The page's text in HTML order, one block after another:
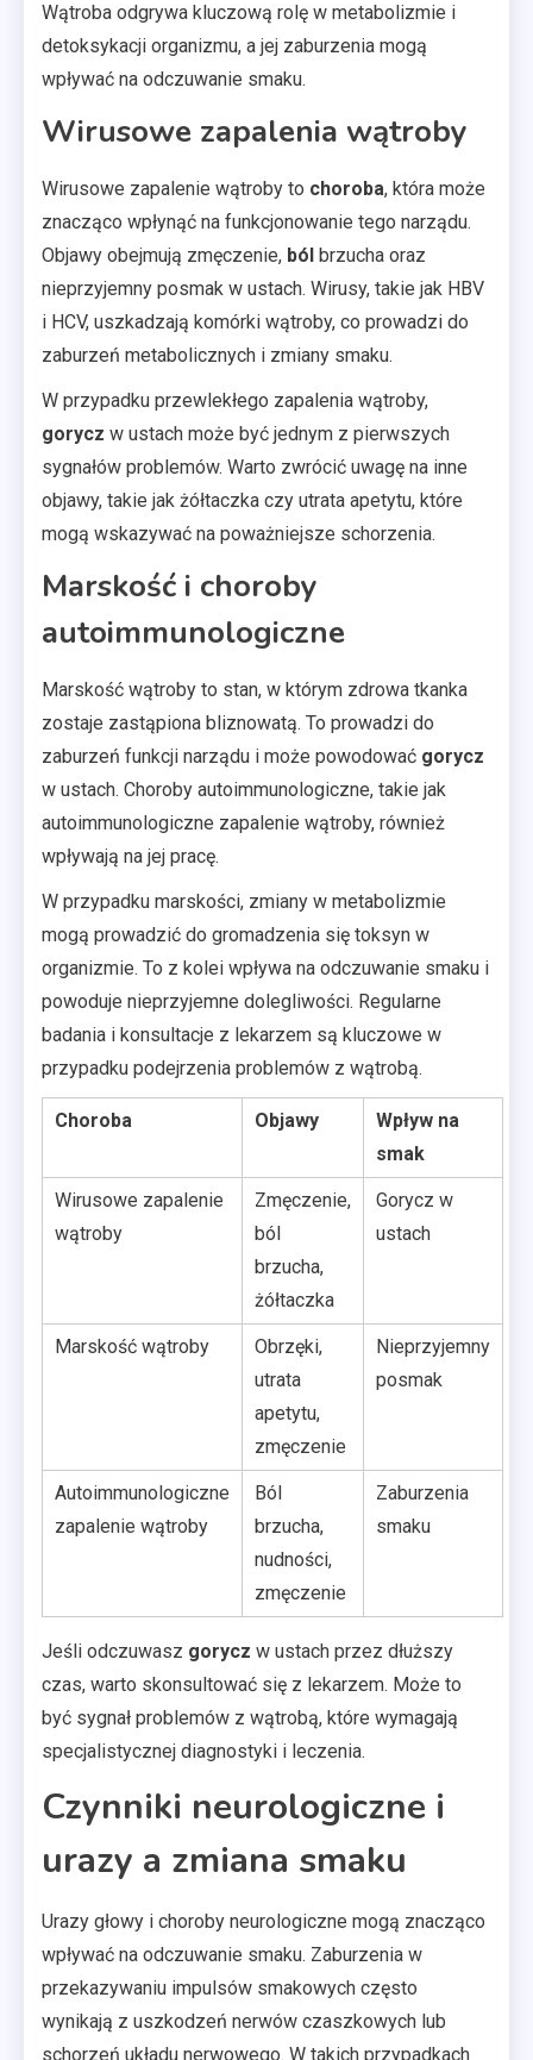
Wątroba odgrywa kluczową rolę w metabolizmie i
detoksykacji organizmu, a jej zaburzenia mogą
wpływać na odczuwanie smaku.
Wirusowe zapalenia wątroby
Wirusowe zapalenie wątroby to choroba, która może
znacząco wpłynąć na funkcjonowanie tego narządu.
Objawy obejmują zmęczenie, ból brzucha oraz
nieprzyjemny posmak w ustach. Wirusy, takie jak HBV
i HCV, uszkadzają komórki wątroby, co prowadzi do
zaburzeń metabolicznych i zmiany smaku.
W przypadku przewlekłego zapalenia wątroby,
gorycz w ustach może być jednym z pierwszych
sygnałów problemów. Warto zwrócić uwagę na inne
objawy, takie jak żółtaczka czy utrata apetytu, które
mogą wskazywać na poważniejsze schorzenia.
Marskość i choroby
autoimmunologiczne
Marskość wątroby to stan, w którym zdrowa tkanka
zostaje zastąpiona bliznowatą. To prowadzi do
zaburzeń funkcji narządu i może powodować gorycz
w ustach. Choroby autoimmunologiczne, takie jak
autoimmunologiczne zapalenie wątroby, również
wpływają na jej pracę.
W przypadku marskości, zmiany w metabolizmie
mogą prowadzić do gromadzenia się toksyn w
organizmie. To z kolei wpływa na odczuwanie smaku i
powoduje nieprzyjemne dolegliwości. Regularne
badania i konsultacje z lekarzem są kluczowe w
przypadku podejrzenia problemów z wątrobą.
Choroba Objawy
Wpływ na
smak
Wirusowe zapalenie
wątroby
Zmęczenie,
ból
brzucha,
żółtaczka
Gorycz w
ustach
Marskość wątroby
Obrzęki,
utrata
apetytu,
zmęczenie
Nieprzyjemny
posmak
Autoimmunologiczne
zapalenie wątroby
Ból
brzucha,
nudności,
zmęczenie
Zaburzenia
smaku
Jeśli odczuwasz gorycz w ustach przez dłuższy
czas, warto skonsultować się z lekarzem. Może to
być sygnał problemów z wątrobą, które wymagają
specjalistycznej diagnostyki i leczenia.
Czynniki neurologiczne i
urazy a zmiana smaku
Urazy głowy i choroby neurologiczne mogą znacząco
wpływać na odczuwanie smaku. Zaburzenia w
przekazywaniu impulsów smakowych często
wynikają z uszkodzeń nerwów czaszkowych lub
schorzeń układu nerwowego. W takich przypadkach